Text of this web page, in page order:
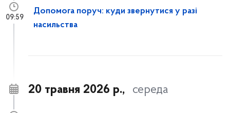
Допомога поруч: куди звернутися у разі
насильства
09:59
20 травня 2026 р., середа